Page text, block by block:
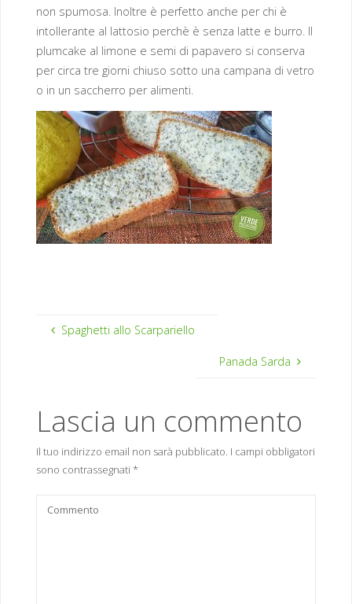
non spumosa. Inoltre è perfetto anche per chi è
intollerante al lattosio perchè è senza latte e burro. Il
plumcake al limone e semi di papavero si conserva
per circa tre giorni chiuso sotto una campana di vetro
o in un saccherro per alimenti.
Spaghetti allo Scarpariello
Panada Sarda
Lascia un commento
Il tuo indirizzo email non sarà pubblicato. I campi obbligatori
sono contrassegnati *